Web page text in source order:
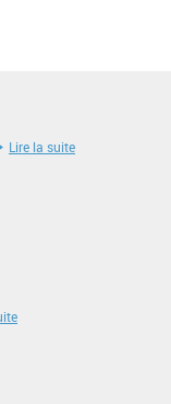
Lire la suite